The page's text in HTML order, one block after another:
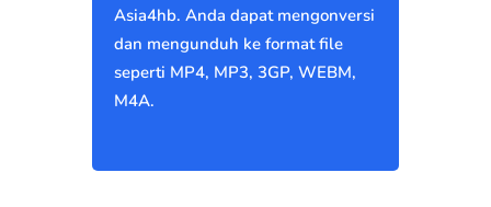
Asia4hb. Anda dapat mengonversi
dan mengunduh ke format file
seperti MP4, MP3, 3GP, WEBM,
M4A.